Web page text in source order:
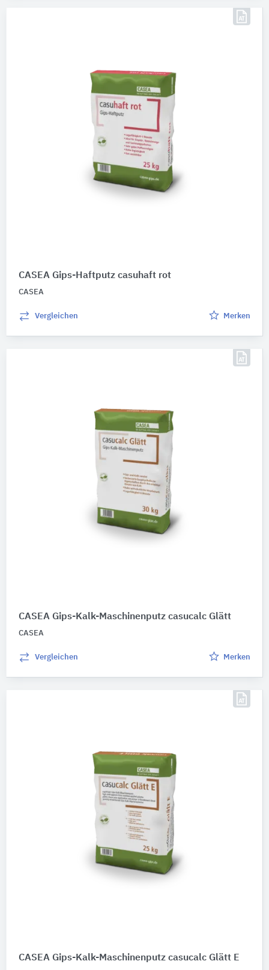
CASEA Gips-Haftputz casuhaft rot
CASEA
Vergleichen Merken
CASEA Gips-Kalk-Maschinenputz casucalc Glätt
CASEA
Vergleichen Merken
CASEA Gips-Kalk-Maschinenputz casucalc Glätt E